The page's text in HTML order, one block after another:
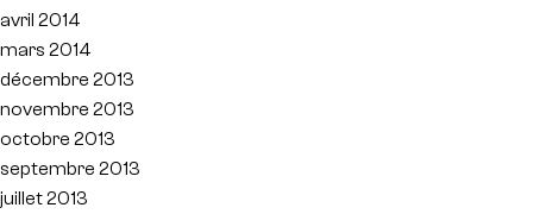
avril 2014
mars 2014
décembre 2013
novembre 2013
octobre 2013
septembre 2013
juillet 2013